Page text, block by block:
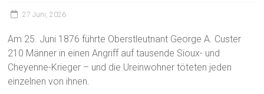
27 Juni, 2026
Am 25. Juni 1876 führte Oberstleutnant George A. Custer
210 Männer in einen Angriff auf tausende Sioux- und
Cheyenne-Krieger – und die Ureinwohner töteten jeden
einzelnen von ihnen.